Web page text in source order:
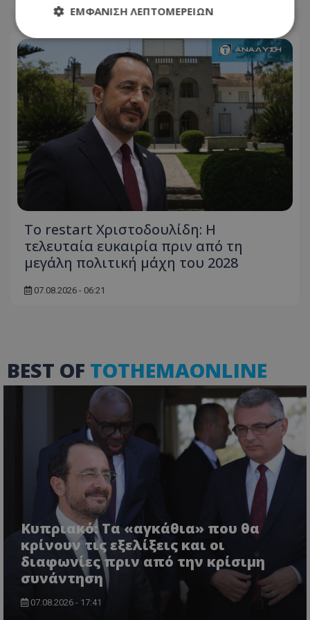
Το restart Χριστοδουλίδη: Η
τελευταία ευκαιρία πριν από τη
μεγάλη πολιτική μάχη του 2028
07.08.2026 - 06:21
BEST OF TOTHEMAONLINE
Κυπριακό: Τα «αγκάθια» που θα
κρίνουν τις εξελίξεις και οι
διαφωνίες πριν από την κρίσιμη
συνάντηση
07.08.2026 - 17:41
ΕΜΦΆΝΙΣΗ ΛΕΠΤΟΜΕΡΕΙΏΝ
Απολύτως απαραίτητα
Απόδοσης
Στόχευσης
Λειτουργικότητας
Μη ταξινομημένα
Τα απολύτως απαραίτητα cookies επιτρέπουν
βασικές λειτουργίες του ιστότοπου, όπως τη
σύνδεση χρήστη και τη διαχείριση λογαριασμού.
Ο ιστότοπος δεν μπορεί να χρησιμοποιηθεί σωστά
χωρίς τα απολύτως απαραίτητα cookies.
Ονοματεπώνυμο
Προμηθευτής
Microsoft Corporation
VISITOR_PRIVACY_METADATA
.youtube.com